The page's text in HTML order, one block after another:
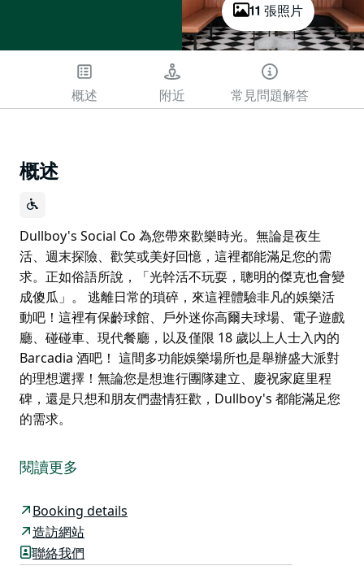
11 張照片
概述 附近 常見問題解答
概述
Dullboy's Social Co 為您帶來歡樂時光。無論是夜生
活、週末探險、歡笑或美好回憶，這裡都能滿足您的需
求。正如俗語所說，「光幹活不玩耍，聰明的傑克也會變
成傻瓜」。 逃離日常的瑣碎，來這裡體驗非凡的娛樂活
動吧！這裡有保齡球館、戶外迷你高爾夫球場、電子遊戲
廳、碰碰車、現代餐廳，以及僅限 18 歲以上人士入內的
Barcadia 酒吧！ 這間多功能娛樂場所也是舉辦盛大派對
的理想選擇！無論您是想進行團隊建立、慶祝家庭里程
碑，還是只想和朋友們盡情狂歡，Dullboy's 都能滿足您
的需求。
活、週末探險、歡笑或美好回憶，這裡都能滿足您的需
求。正如俗語所說，「光幹活不玩耍，聰明的傑克也會變
逃離日常的瑣碎，來這裡體驗非凡的娛樂活動吧！這裡有
保齡球館、戶外迷你高爾夫球場、電子遊戲廳、碰碰車、
現代餐廳，以及僅限 18 歲以上人士入內的 Barcadia 酒
閱讀更多
Booking details
造訪網站
聯絡我們